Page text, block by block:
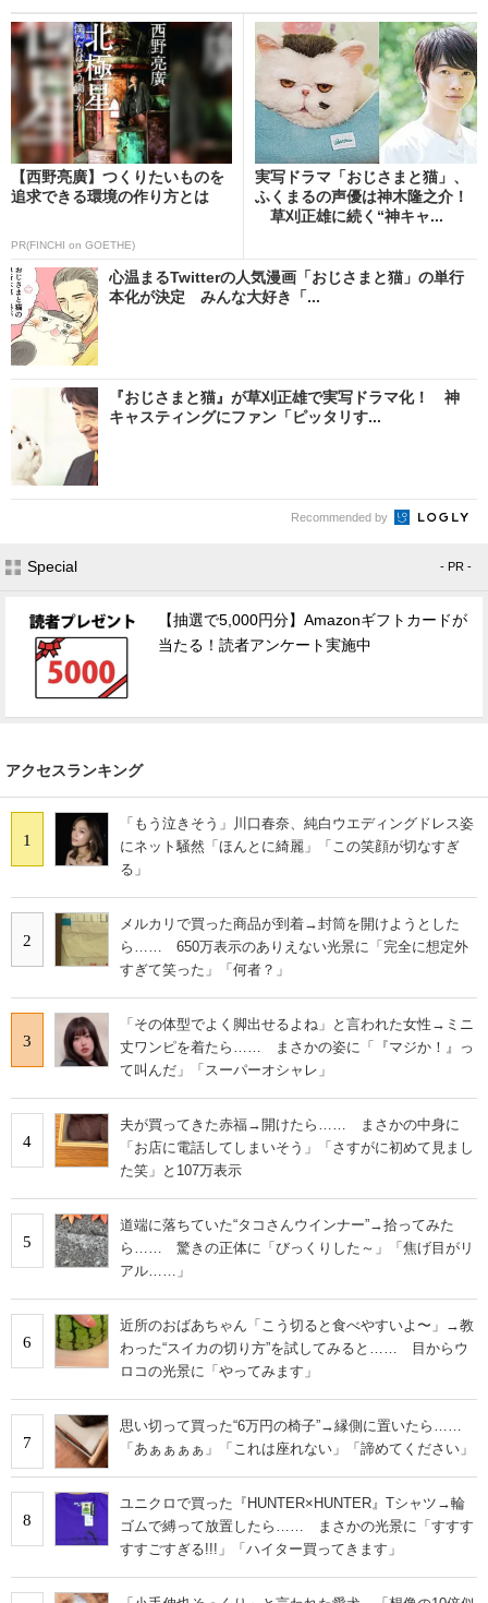
【西野亮廣】つくりたいものを
追求できる環境の作り方とは
PR(FINCHI on GOETHE)
実写ドラマ「おじさまと猫」、
ふくまるの声優は神木隆之介！
草刈正雄に続く“神キャ...
心温まるTwitterの人気漫画「おじさまと猫」の単行
本化が決定 みんな大好き「...
『おじさまと猫』が草刈正雄で実写ドラマ化！ 神
キャスティングにファン「ピッタリす...
Recommended by
Special - PR -
【抽選で5,000円分】Amazonギフトカードが
当たる！読者アンケート実施中
アクセスランキング
1
「もう泣きそう」川口春奈、純白ウエディングドレス姿
にネット騒然「ほんとに綺麗」「この笑顔が切なすぎ
る」
2
メルカリで買った商品が到着→封筒を開けようとした
ら…… 650万表示のありえない光景に「完全に想定外
すぎて笑った」「何者？」
3
「その体型でよく脚出せるよね」と言われた女性→ミニ
丈ワンピを着たら…… まさかの姿に「『マジか！』っ
て叫んだ」「スーパーオシャレ」
4
夫が買ってきた赤福→開けたら…… まさかの中身に
「お店に電話してしまいそう」「さすがに初めて見まし
た笑」と107万表示
5
道端に落ちていた“タコさんウインナー”→拾ってみた
ら…… 驚きの正体に「びっくりした～」「焦げ目がリ
アル……」
6
近所のおばあちゃん「こう切ると食べやすいよ〜」→教
わった“スイカの切り方”を試してみると…… 目からウ
ロコの光景に「やってみます」
7
思い切って買った“6万円の椅子”→縁側に置いたら……
「あぁぁぁぁ」「これは座れない」「諦めてください」
8
ユニクロで買った『HUNTER×HUNTER』Tシャツ→輪
ゴムで縛って放置したら…… まさかの光景に「すすす
すすごすぎる!!!」「ハイター買ってきます」